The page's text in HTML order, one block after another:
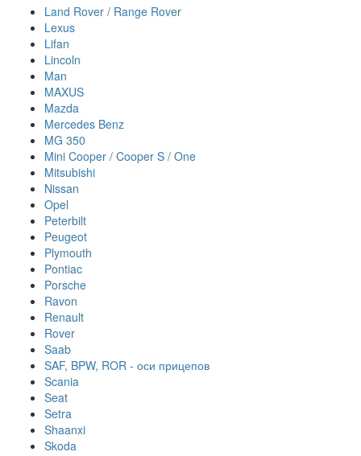
Land Rover / Range Rover
Lexus
Lifan
Lincoln
Man
MAXUS
Mazda
Mercedes Benz
MG 350
Mini Cooper / Cooper S / One
Mitsubishi
Nissan
Opel
Peterbilt
Peugeot
Plymouth
Pontiac
Porsche
Ravon
Renault
Rover
Saab
SAF, BPW, ROR - оси прицепов
Scania
Seat
Setra
Shaanxi
Skoda